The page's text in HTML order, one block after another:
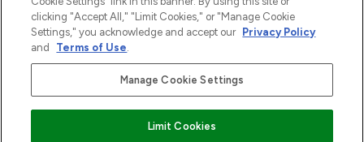
Betaal veilig met
clicking "Accept All," "Limit Cookies," or "Manage Cookie
Settings," you acknowledge and accept our Privacy Policy
and
Terms of Use.
Manage Cookie Settings
Limit Cookies